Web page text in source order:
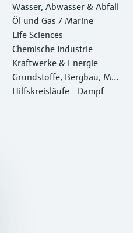
Wasser, Abwasser & Abfall
Öl und Gas / Marine
Life Sciences
Chemische Industrie
Kraftwerke & Energie
Grundstoffe, Bergbau, Met
alle
Hilfskreisläufe - Dampf